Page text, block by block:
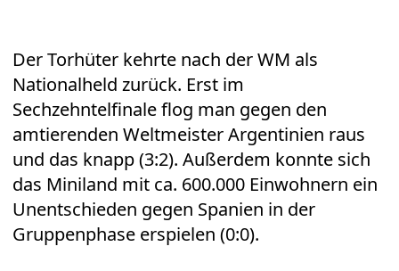
Der Torhüter kehrte nach der WM als
Nationalheld zurück. Erst im
Sechzehntelfinale flog man gegen den
amtierenden Weltmeister Argentinien raus
und das knapp (3:2). Außerdem konnte sich
das Miniland mit ca. 600.000 Einwohnern ein
Unentschieden gegen Spanien in der
Gruppenphase erspielen (0:0).